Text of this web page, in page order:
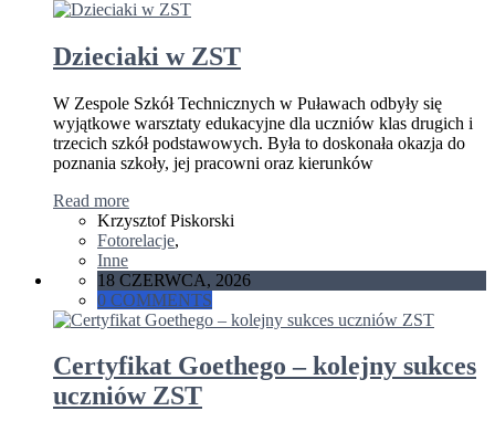
Dzieciaki w ZST
W Zespole Szkół Technicznych w Puławach odbyły się
wyjątkowe warsztaty edukacyjne dla uczniów klas drugich i
trzecich szkół podstawowych. Była to doskonała okazja do
poznania szkoły, jej pracowni oraz kierunków
Read more
Krzysztof Piskorski
Fotorelacje,
Inne
18 CZERWCA, 2026
0 COMMENTS
Certyfikat Goethego – kolejny sukces
uczniów ZST